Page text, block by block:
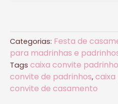
Categorias: Festa de
para madrinhas e
Tags caixa convite
convite de padrinhos, caixa
convite de casamento